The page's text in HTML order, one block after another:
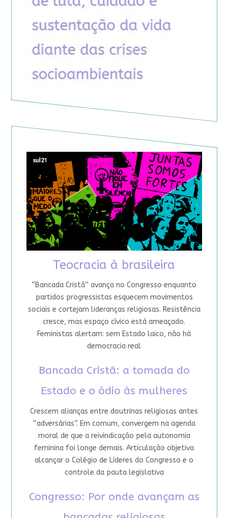
Teocracia à brasileira
“Bancada Cristã” avança no Congresso enquanto
partidos progressistas esquecem movimentos
sociais e cortejam lideranças religiosas. Resistência
cresce, mas espaço cívico está ameaçado.
Feministas alertam: sem Estado laico, não há
democracia real
Bancada Cristã: a tomada do
Estado e o ódio às mulheres
Crescem alianças entre doutrinas religiosas antes
“adversárias”. Em comum, convergem na agenda
moral de que a reivindicação pela autonomia
feminina foi longe demais. Articulação objetiva
alcançar o Colégio de Líderes do Congresso e o
controle da pauta legislativa
Congresso: Por onde avançam as